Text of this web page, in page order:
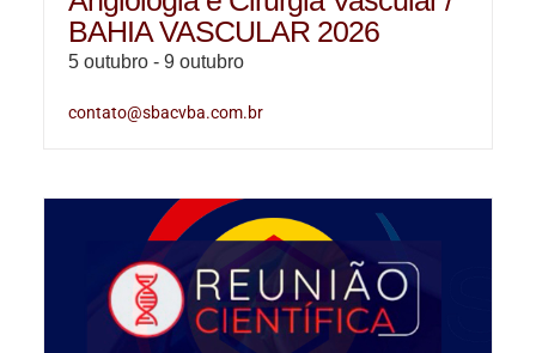
BAHIA VASCULAR 2026
5 outubro- 9 outubro
contato@sbacvba.com.br